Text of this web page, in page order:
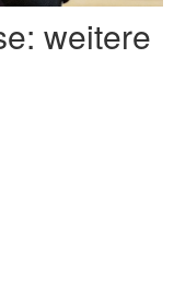
weitere